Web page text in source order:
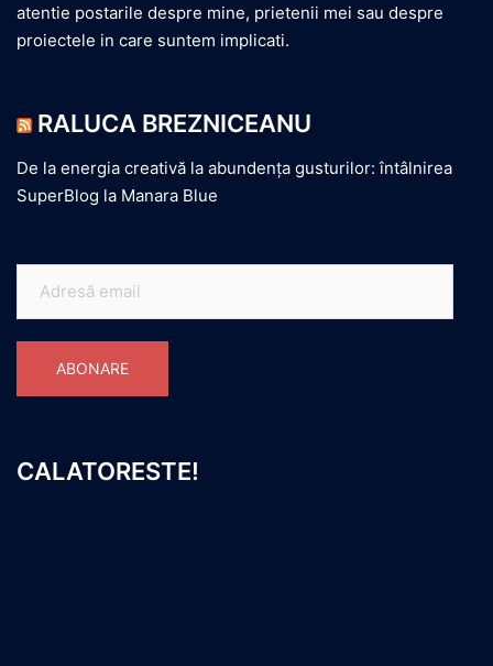
atentie postarile despre mine, prietenii mei sau despre
proiectele in care suntem implicati.
RALUCA BREZNICEANU
De la energia creativă la abundența gusturilor: întâlnirea
SuperBlog la Manara Blue
email
ABONARE
CALATORESTE!